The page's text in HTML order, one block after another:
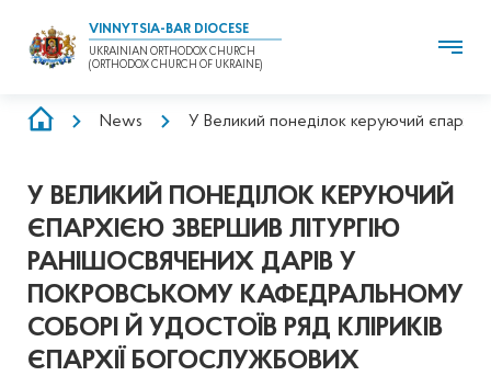
VINNYTSIA-BAR DIOCESE
UKRAINIAN ORTHODOX CHURCH
(ORTHODOX CHURCH OF UKRAINE)
BREADCRUMB
News У Великий понеділок керуючий
У ВЕЛИКИЙ ПОНЕДІЛОК КЕРУЮЧИЙ
ЄПАРХІЄЮ ЗВЕРШИВ ЛІТУРГІЮ
РАНІШОСВЯЧЕНИХ ДАРІВ У
ПОКРОВСЬКОМУ КАФЕДРАЛЬНОМУ
СОБОРІ Й УДОСТОЇВ РЯД КЛІРИКІВ
ЄПАРХІЇ БОГОСЛУЖБОВИХ